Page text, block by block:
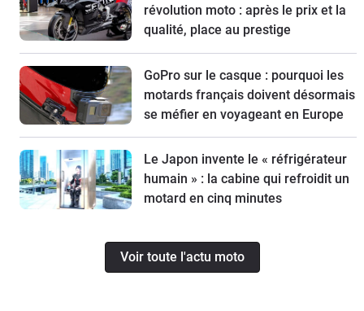
révolution moto : après le prix et la
qualité, place au prestige
GoPro sur le casque : pourquoi les
motards français doivent désormais
se méfier en voyageant en Europe
Le Japon invente le « réfrigérateur
humain » : la cabine qui refroidit un
motard en cinq minutes
Voir toute l'actu moto